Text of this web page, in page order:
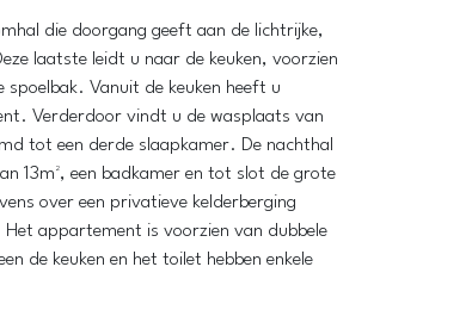
die doorgang geeft aan de lichtrijke,
laatste leidt u naar de keuken, voorzien
Vanuit de keuken heeft u
Verderdoor vindt u de wasplaats van
tot een derde slaapkamer. De nachthal
13m², een badkamer en tot slot de grote
over een privatieve kelderberging
appartement is voorzien van dubbele
de keuken en het toilet hebben enkele